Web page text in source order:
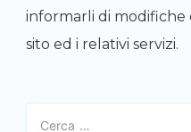
informarli di modifiche
sito ed i relativi servizi.